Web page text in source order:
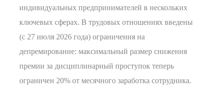
индивидуальных предпринимателей в нескольких
ключевых сферах. В трудовых отношениях введены
(с 27 июля 2026 года) ограничения на
депремирование: максимальный размер снижения
премии за дисциплинарный проступок теперь
ограничен 20% от месячного заработка сотрудника.